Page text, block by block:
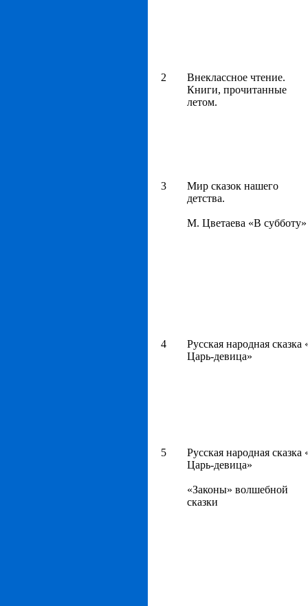
2
Внеклассное чтение.
Книги, прочитанные
летом.
3
Мир сказок нашего
детства.
М. Цветаева «В субботу»
4
Русская народная сказка
Царь-девица»
5
Русская народная сказка
Царь-девица»
«Законы» волшебной
сказки